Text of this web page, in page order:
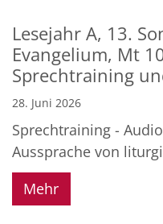
Lesejahr A, 13.
Evangelium, Mt
Sprechtraining
28. Juni 2026
Sprechtraining -
Aussprache von
Mehr